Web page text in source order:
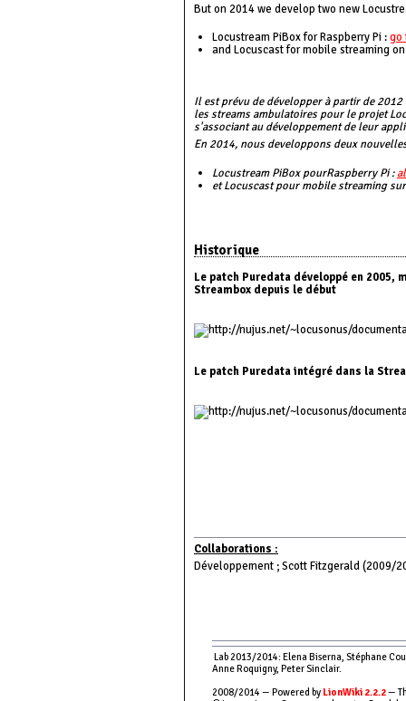
But on 2014 we develop two new
Locustream PiBox for Raspberry Pi :go
and Locuscast for mobile streaming
Il est prévu de développer à partir de
les streams ambulatoires pour le projet
s'associant au développement de leur
En 2014, nous developpons deux
Locustream PiBox pourRaspberry Pi :
et Locuscast pour mobile streaming
Historique
Le patch Puredata développé en
Streambox depuis le début
Le patch Puredata intégré dans la
Collaborations :
Développement ; Scott Fitzgerald (2009/
Lab 2013/2014: Elena Biserna, Stéphane
Anne Roquigny, Peter Sinclair.
2008/2014 — Powered by LionWiki 2.2.2—